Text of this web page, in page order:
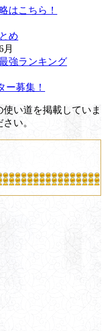
はこちら！
め
強ランキング
ー募集！
い道を掲載していま
い。